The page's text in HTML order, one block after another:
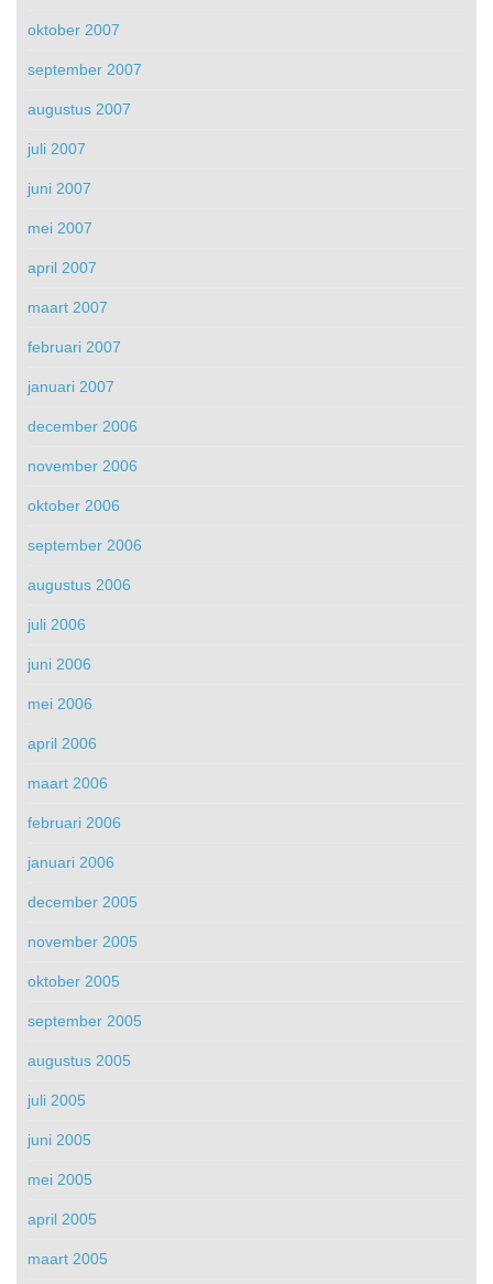
oktober 2007
september 2007
augustus 2007
juli 2007
juni 2007
mei 2007
april 2007
maart 2007
februari 2007
januari 2007
december 2006
november 2006
oktober 2006
september 2006
augustus 2006
juli 2006
juni 2006
mei 2006
april 2006
maart 2006
februari 2006
januari 2006
december 2005
november 2005
oktober 2005
september 2005
augustus 2005
juli 2005
juni 2005
mei 2005
april 2005
maart 2005